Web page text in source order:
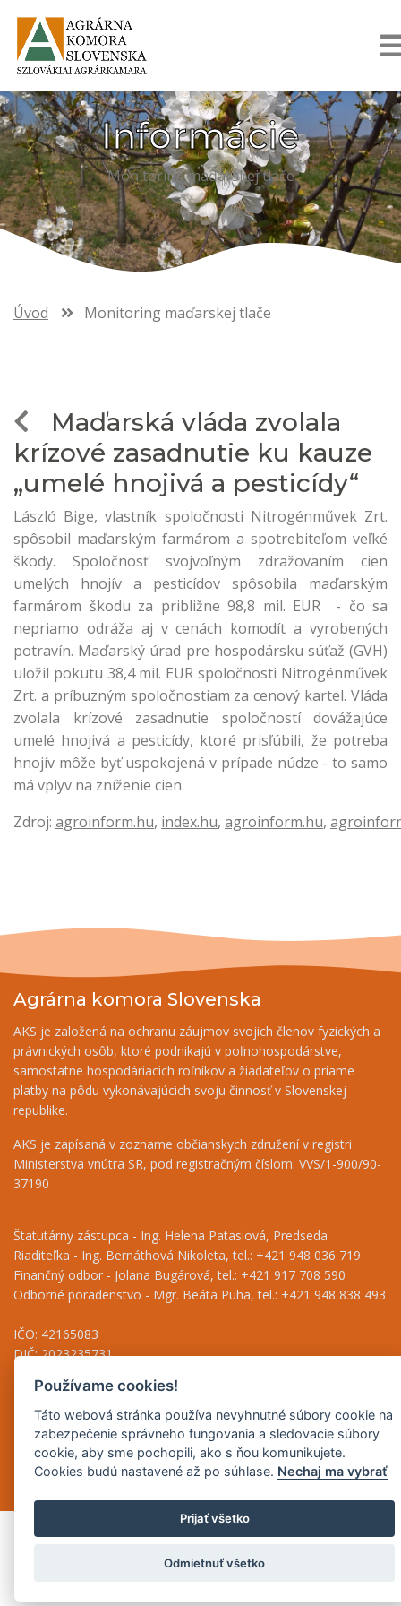
Informácie
Monitoring maďarskej tlače
Úvod Monitoring maďarskej tlače
Maďarská vláda zvolala
krízové zasadnutie ku kauze
„umelé hnojivá a pesticídy“
László Bige, vlastník spoločnosti Nitrogénművek Zrt.
spôsobil maďarským farmárom a spotrebiteľom veľké
škody. Spoločnosť svojvoľným zdražovaním cien
umelých hnojív a pesticídov spôsobila maďarským
farmárom škodu za približne 98,8 mil. EUR - čo sa
nepriamo odráža aj v cenách komodít a vyrobených
potravín. Maďarský úrad pre hospodársku súťaž (GVH)
uložil pokutu 38,4 mil. EUR spoločnosti Nitrogénművek
Zrt. a príbuzným spoločnostiam za cenový kartel. Vláda
zvolala krízové zasadnutie spoločností dovážajúce
umelé hnojivá a pesticídy, ktoré prisľúbili, že potreba
hnojív môže byť uspokojená v prípade núdze - to samo
má vplyv na zníženie cien.
Zdroj: agroinform.hu, index.hu, agroinform.hu,
Agrárna komora Slovenska
AKS je založená na ochranu záujmov svojich členov fyzických a
právnických osôb, ktoré podnikajú v poľnohospodárstve,
samostatne hospodáriacich roľníkov a žiadateľov o priame
platby na pôdu vykonávajúcich svoju činnosť v Slovenskej
republike.
AKS je zapísaná v zozname občianskych združení v registri
Ministerstva vnútra SR, pod registračným číslom: VVS/1-900/90-
37190
Štatutárny zástupca - Ing. Helena Patasiová, Predseda
Riaditeľka - Ing. Bernáthová Nikoleta, tel.: +421 948 036 719
Finančný odbor - Jolana Bugárová, tel.: +421 917 708 590
Odborné poradenstvo - Mgr. Beáta Puha, tel.: +421 948 838 493
IČO: 42165083
DIČ: 2023235731
Copyright © 2026 | Dizajn a prevádzka Inštitút znalostného
pôdohospodárstva a inovácií| Správca obsahu Agrárna komora
Slovenska
Používame cookies!
Táto webová stránka používa nevyhnutné súbory cookie na
zabezpečenie správneho fungovania a sledovacie súbory
cookie, aby sme pochopili, ako s ňou komunikujete.
Cookies budú nastavené až po súhlase. Nechaj ma vybrať
Prijať všetko
Odmietnuť všetko